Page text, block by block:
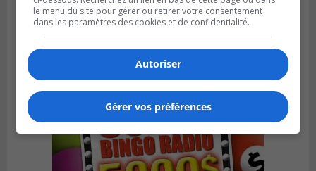
Longueuil demande de reporter une
élection partielle
le menu du site pour gérer ou retirer votre consentement
dans les paramètres des cookies et de confidentialité.
Autoriser
Gérer vos préférences